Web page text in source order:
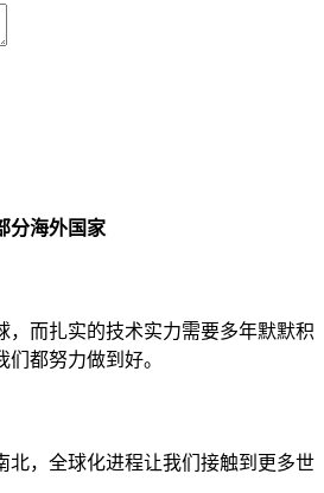
分海外国家
，而扎实的技术实力需要多年默默积
都努力做到好。
北，全球化进程让我们接触到更多世